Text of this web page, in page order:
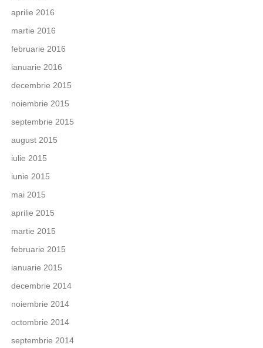
aprilie 2016
martie 2016
februarie 2016
ianuarie 2016
decembrie 2015
noiembrie 2015
septembrie 2015
august 2015
iulie 2015
iunie 2015
mai 2015
aprilie 2015
martie 2015
februarie 2015
ianuarie 2015
decembrie 2014
noiembrie 2014
octombrie 2014
septembrie 2014